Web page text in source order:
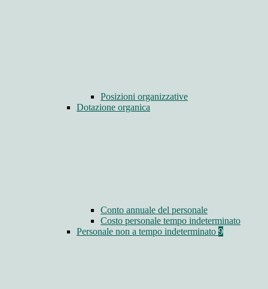
Posizioni organizzative
Dotazione organica
Conto annuale del personale
Costo personale tempo indeterminato
Personale non a tempo indeterminato 9